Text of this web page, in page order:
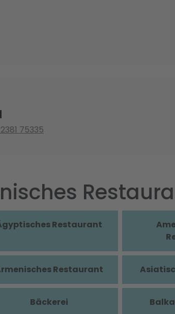
75335
Restaurant
Restaurant
Bäckerei